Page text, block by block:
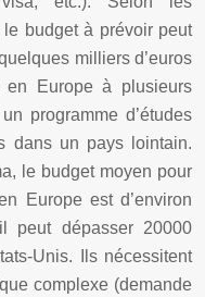
budget à prévoir peut
milliers d’euros
en Europe à plusieurs
programme d’études
dans un pays lointain.
le budget moyen pour
Europe est d’environ
peut dépasser 20000
Unis. Ils nécessitent
complexe (demande